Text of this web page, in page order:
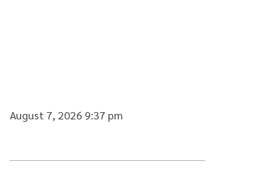
August 7, 2026 9:37 pm